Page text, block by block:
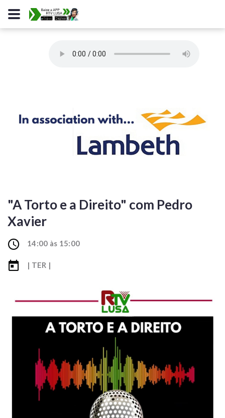
"A Torto e a Direito" com Pedro
Xavier
14:00 às 15:00
| TER |